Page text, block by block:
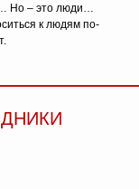
Но – это люди…
к людям по-